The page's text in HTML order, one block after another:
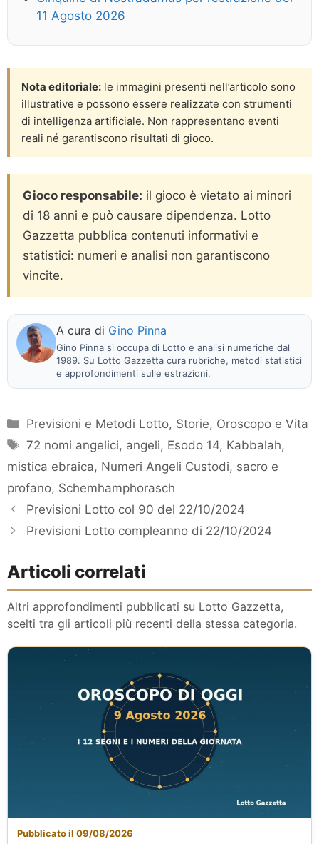
11 Agosto 2026
Nota editoriale: le immagini presenti nell’articolo sono
illustrative e possono essere realizzate con strumenti
di intelligenza artificiale. Non rappresentano eventi
reali né garantiscono risultati di gioco.
Gioco responsabile: il gioco è vietato ai minori
di 18 anni e può causare dipendenza. Lotto
Gazzetta pubblica contenuti informativi e
statistici: numeri e analisi non garantiscono
vincite.
A cura di Gino Pinna
Gino Pinna si occupa di Lotto e analisi numeriche dal
1989. Su Lotto Gazzetta cura rubriche, metodi statistici
e approfondimenti sulle estrazioni.
Categorie
Previsioni e Metodi Lotto, Storie, Oroscopo e Vita
Tag
72 nomi angelici, angeli, Esodo 14, Kabbalah,
mistica ebraica, Numeri Angeli Custodi, sacro e
profano, Schemhamphorasch
Previsioni Lotto col 90 del 22/10/2024
Previsioni Lotto compleanno di 22/10/2024
Articoli correlati
Altri approfondimenti pubblicati su Lotto Gazzetta,
scelti tra gli articoli più recenti della stessa categoria.
Pubblicato il 09/08/2026